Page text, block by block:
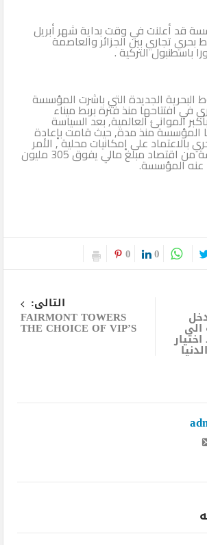
قد أعلنت في وقت بداية شهر أبريل
بحري تجاري بين الجزائر والعاصمة
باسطنبول التركية .
الجديدة التي باشرت المؤسسة
في افتتاحها منذ فترة بربط ميناء
الموانئ العالمية, بعد السياسة
المؤسسة منذ مدة, حيث قامت بإعادة
بالاعتماد على إمكانيات محلية , الأمر
الذي مكن المؤسسة من اقتصاد مبلغ مالي يفوق 305 مليون
عنه المؤسسة.
0
0
الى
التالى:
FAIRMONT TOWERS
THE CHOICE OF VIP’S